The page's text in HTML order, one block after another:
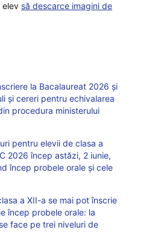
elev să descarce imagini de
la Bacalaureat 2026 și
și cereri pentru echivalarea
procedura ministerului
pentru elevii de clasa a
2026 încep astăzi, 2 iunie,
încep probele orale și cele
a XII-a se mai pot înscrie
încep probele orale: la
face pe trei niveluri de